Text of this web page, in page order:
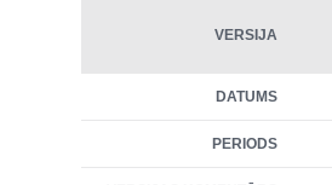
VERSIJA
DATUMS
PERIODS